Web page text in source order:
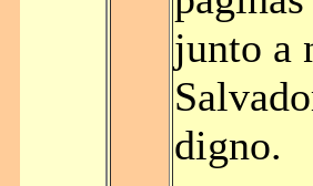
junto a
digno.